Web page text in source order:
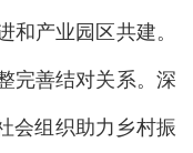
和产业园区共建。
完善结对关系。深
会组织助力乡村振